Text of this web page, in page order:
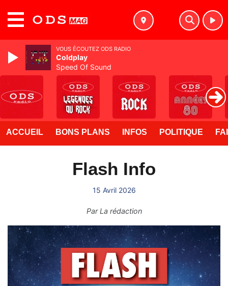
ACCUEIL BONS PLANS INFOS POLITIQUE
Flash Info
15 Avril 2026
ParLa rédaction
VOUS ÉCOUTEZ ODS RADIO
Coldplay
Speed Of Sound